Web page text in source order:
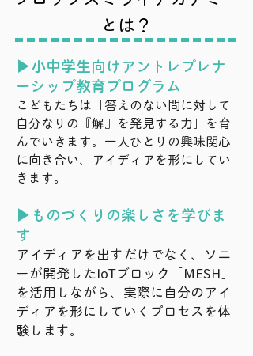
とは？
▶小中学生 向けアントレプレナ
ーシップ教育プログラム
こどもたちは「答えのない問に対して
自分なりの『解』を発見する力」を育
んでいきます。一人ひとりの興味関心
に向き合い、アイディアを形にしてい
きます。
▶ ものづくりの楽しさを学びま
す
アイディアを出すだけでなく、ソニ
ーが開発したIoTブロック「MESH」
を活用しながら、実際に自分のアイ
ディアを形にしていくプロセスを体
験します。